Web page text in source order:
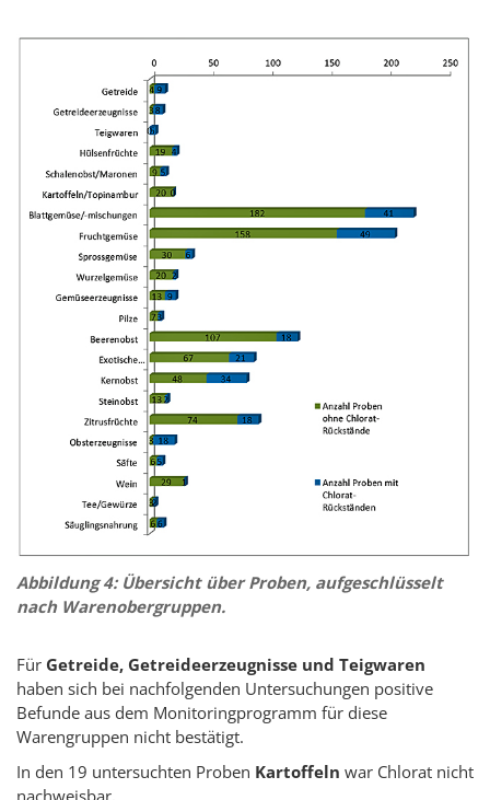
Abbildung 4: Übersicht über Proben, aufgeschlüsselt
nach Warenobergruppen.
Für Getreide, Getreideerzeugnisse und Teigwaren
haben sich bei nachfolgenden Untersuchungen positive
Befunde aus dem Monitoringprogramm für diese
Warengruppen nicht bestätigt.
In den 19 untersuchten Proben Kartoffeln war Chlorat nicht